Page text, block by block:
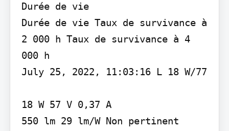
Durée de vie
Durée de vie Taux de survivance à
2 000 h Taux de survivance à 4
000 h
July 25, 2022, 11:03:16 L 18 W/77
18 W 57 V 0,37 A
550 lm 29 lm/W Non pertinent